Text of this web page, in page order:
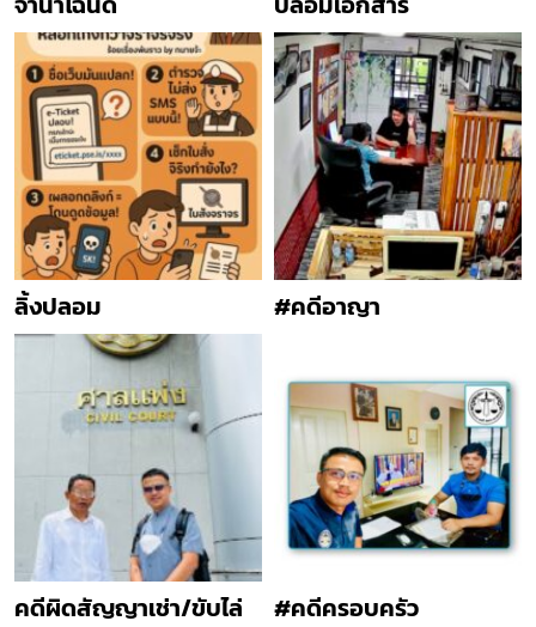
ลิ้งปลอม #คดีอาญา
คดีผิดสัญญาเช่า/ขับไล่ #คดีครอบครัว